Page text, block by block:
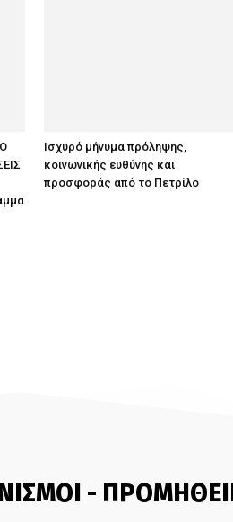
Ισχυρό μήνυμα πρόληψης,
κοινωνικής ευθύνης και
προσφοράς από το Πετρίλο
-